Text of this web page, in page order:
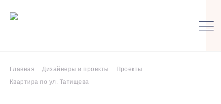
Главная Дизайнеры и проекты
Проекты
Квартира по ул. Татищева